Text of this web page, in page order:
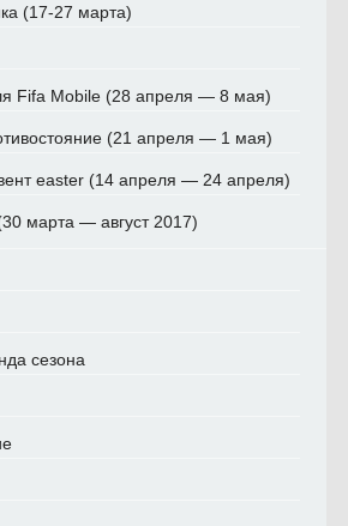
(17-27 марта)
Fifa Mobile (28 апреля — 8 мая)
(21 апреля — 1 мая)
easter (14 апреля — 24 апреля)
марта — август 2017)
сезона